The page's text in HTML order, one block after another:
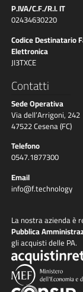
P.IVA/C.F./R.I. IT
02434630220
Codice Destinatario
Elettronica
JI3TXCE
Contatti
Sede Operativa
Via dell’Arrigoni, 242
47522 Cesena (FC)
Telefono
0547.1877300
Email
info@f.technology
La nostra azienda è
Pubblica
gli acquisti delle PA.